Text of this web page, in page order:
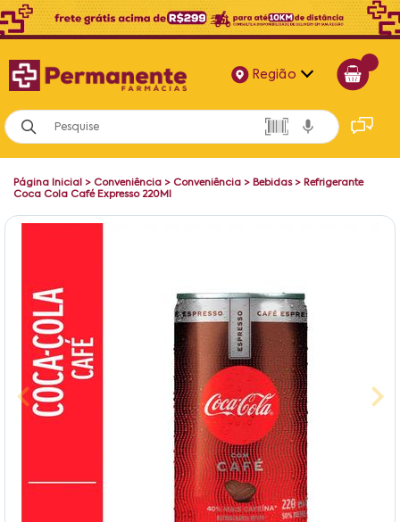
Região
Alagoas
Bahia
Página Inicial > Conveniência > Conveniência > Bebidas> Refrigerante
Coca Cola Café Expresso 220Ml